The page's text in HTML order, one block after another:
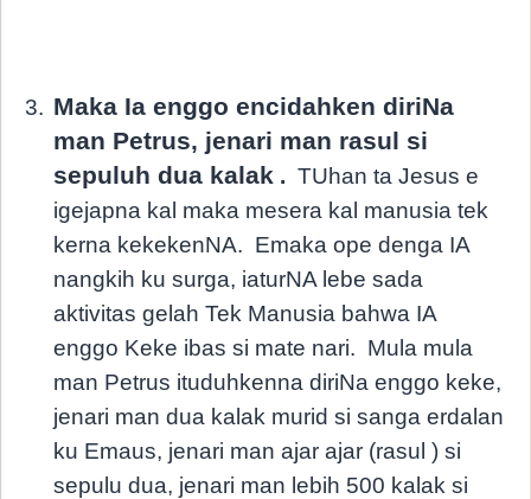
3. Maka Ia enggo encidahken diriNa
man Petrus, jenari man rasul si
sepuluh dua kalak . TUhan ta Jesus e
igejapna kal maka mesera kal manusia tek
kerna kekekenNA. Emaka ope denga IA
nangkih ku surga, iaturNA lebe sada
aktivitas gelah Tek Manusia bahwa IA
enggo Keke ibas si mate nari. Mula mula
man Petrus ituduhkenna diriNa enggo keke,
jenari man dua kalak murid si sanga erdalan
ku Emaus, jenari man ajar ajar (rasul ) si
sepulu dua, jenari man lebih 500 kalak si